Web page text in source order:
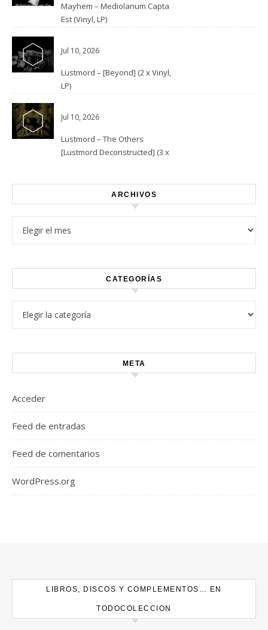
Mayhem – Mediolanum Capta
Est (Vinyl, LP)
Jul 10, 2026
Lustmord – [Beyond] (2 x Vinyl,
LP)
Jul 10, 2026
Lustmord – The Others
[Lustmord Deconstructed] (3 x
ARCHIVOS
CATEGORÍAS
META
Acceder
Feed de entradas
Feed de comentarios
WordPress.org
LIBROS, DISCOS Y COMPLEMENTOS… EN
TODOCOLECCION